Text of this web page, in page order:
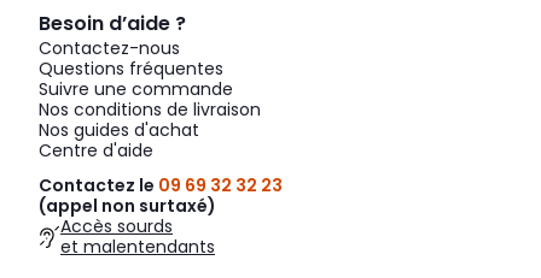
Besoin d’aide ?
Contactez-nous
Questions fréquentes
Suivre une commande
Nos conditions de livraison
Nos guides d'achat
Centre d'aide
Contactez le 09 69 32 32 23
(appel non surtaxé)
Accès sourds
et malentendants